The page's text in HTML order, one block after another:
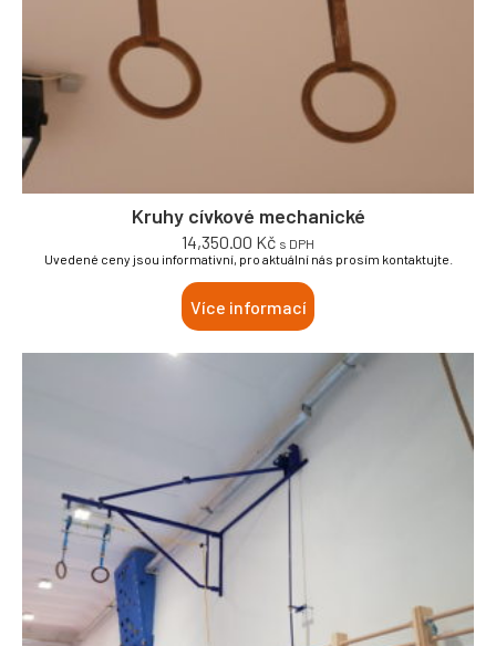
Kruhy cívkové mechanické
14,350.00 Kč s DPH
Uvedené ceny jsou informativní, pro aktuální nás prosím kontaktujte.
Více informací